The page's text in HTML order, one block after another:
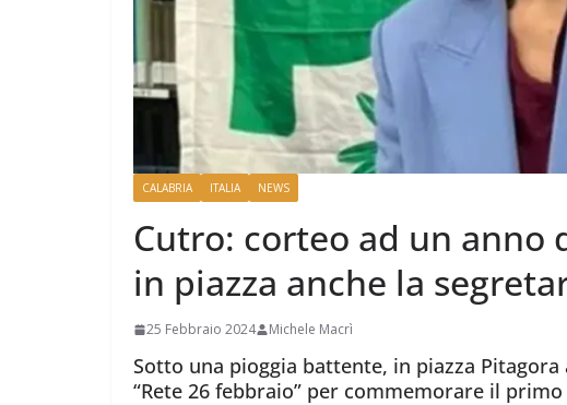
CALABRIA ITALIA NEWS
Cutro: corteo ad un anno
in piazza anche la
25 Febbraio 2024 Michele Macrì
Sotto una pioggia battente, in piazza
“Rete 26 febbraio” per commemorare il